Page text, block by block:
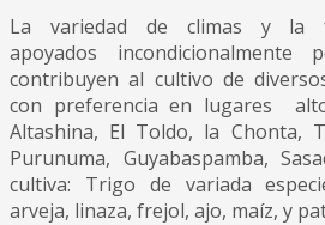
La variedad de climas y la
apoyados incondicionalmente
contribuyen al cultivo de
con preferencia en lugares
Altashina, El Toldo, la Chonta,
Purunuma, Guyabaspamba,
cultiva: Trigo de variada
arveja, linaza, frejol, ajo, maíz, y